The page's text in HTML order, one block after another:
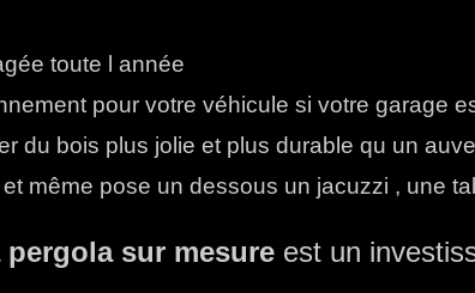
toute l année
pour votre véhicule si votre garage
du bois plus jolie et plus durable qu un
même pose un dessous un jacuzzi , une
sur mesure est un